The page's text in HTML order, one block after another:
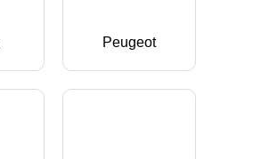
Peugeot